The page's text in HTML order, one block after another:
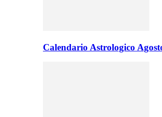
Calendario Astrologico